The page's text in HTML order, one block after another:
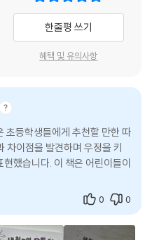
하다. 누군가와 친해지는 기쁨만
한다. 이 책은 친구를 독점하고 싶
럼 아이들이 실제로 겪는 감정을
하려 했나 봐.”라는 문장은 관계
을 부끄럽게 여기지 않고 자연스
교정하기보다 이해하고 표현하
점이다.
완성한 감정의 순간들
두 가지 색을 중심으로 화면을 구
집중하게 만든다. 서로 다른 색을
비되며 각자의 개성과 감정을
친구와 나눈 대화 한마디, 함께
만의 점'들을 하나씩 찾아보길 권
분에게도 세상에 하나뿐인 눈부
아이들에게, 다정한 길잡이가 되
한줄평 쓰기
혜택 및 유의사항
초등학생들에게 추천할 만한 따
차이점을 발견하며 우정을 키
했습니다. 이 책은 어린이들이
함과 멀어짐을 극복하고
0 0